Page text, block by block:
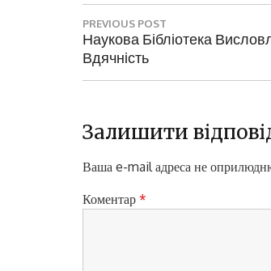
Н
а
в
г
ц
і
PREVIOUS POST
P
R
O
U
S
O
Наукова Бібліотека
Вдячність
Залишити
Ваша e-mail адреса не
Коментар *